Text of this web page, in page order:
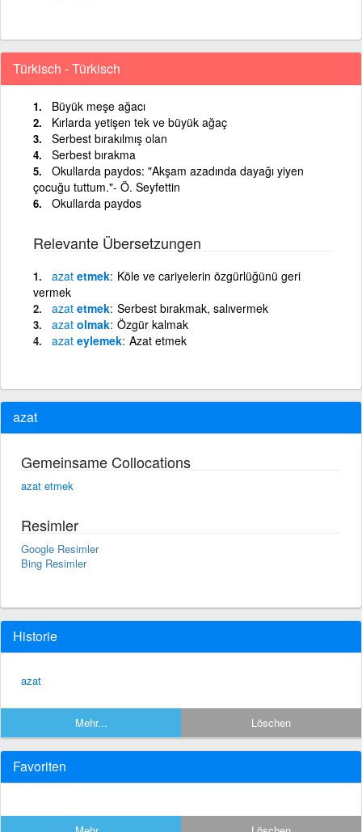
Türkisch - Türkisch
Büyük meşe ağacı
Kırlarda yetişen tek ve büyük ağaç
Serbest bırakılmış olan
Serbest bırakma
Okullarda paydos: "Akşam azadında dayağı yiyen
çocuğu tuttum."- Ö. Seyfettin
Okullarda paydos
Relevante Übersetzungen
azat etmek Köle ve cariyelerin özgürlüğünü geri
vermek
azat etmek Serbest bırakmak, salıvermek
azat olmak Özgür kalmak
azat eylemek Azat etmek
azat
Gemeinsame Collocations
azat etmek
Resimler
Google Resimler
Bing Resimler
Historie
azat
Mehr... Löschen
Favoriten